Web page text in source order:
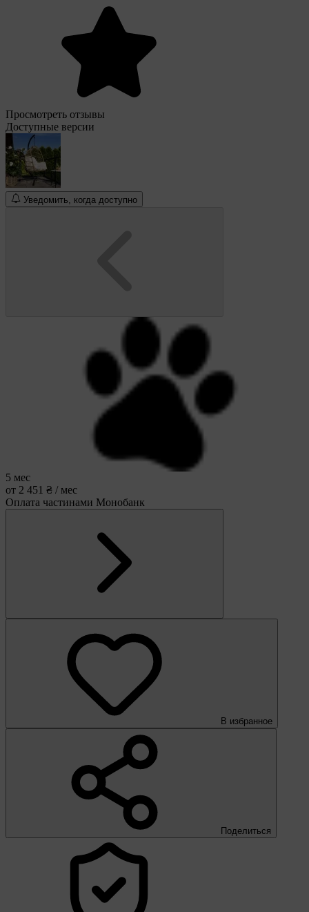
Просмотреть отзывы
Доступные версии
Уведомить, когда доступно
5 мес
от 2 451 ₴ / мес
Оплата частинами Монобанк
В избранное
Поделиться